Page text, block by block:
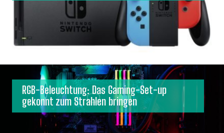
RGB-Beleuchtung: Das Gaming-Set-up
gekonnt zum Strahlen bringen